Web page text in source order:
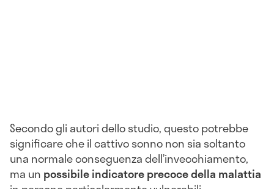
Secondo gli autori dello studio, questo potrebbe
significare che il cattivo sonno non sia soltanto
una normale conseguenza dell’invecchiamento,
ma un possibile indicatore precoce della malattia